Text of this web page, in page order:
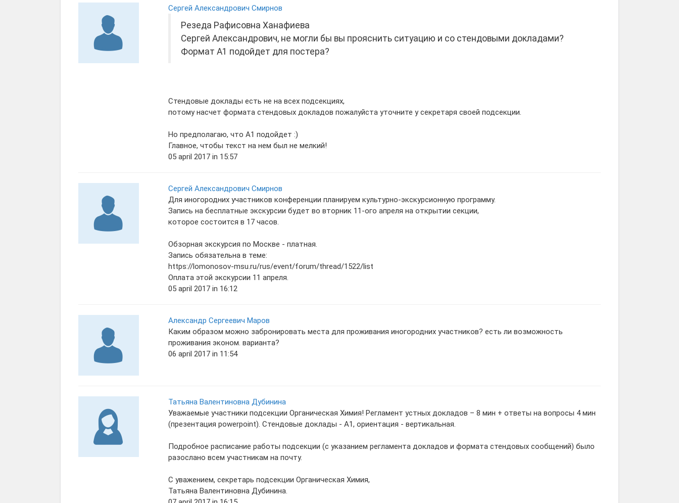
Сергей Александрович Смирнов
Резеда Рафисовна Ханафиева
Сергей Александрович, не могли бы вы прояснить ситуацию и со стендовыми докладами?
Формат А1 подойдет для постера?
Стендовые доклады есть не на всех подсекциях,
потому насчет формата стендовых докладов пожалуйста уточните у секретаря своей подсекции.
Но предполагаю, что А1 подойдет :)
Главное, чтобы текст на нем был не мелкий!
05 april 2017 in 15:57
Сергей Александрович Смирнов
Для иногородних участников конференции планируем культурно-экскурсионную программу.
Запись на бесплатные экскурсии будет во вторник 11-ого апреля на открытии секции,
которое состоится в 17 часов.
Обзорная экскурсия по Москве - платная.
Запись обязательна в теме:
https://lomonosov-msu.ru/rus/event/forum/thread/1522/list
Оплата этой экскурсии 11 апреля.
05 april 2017 in 16:12
Александр Сергеевич Маров
Каким образом можно забронировать места для проживания иногородних участников? есть ли возможность
проживания эконом. варианта?
06 april 2017 in 11:54
Татьяна Валентиновна Дубинина
Уважаемые участники подсекции Органическая Химия! Регламент устных докладов – 8 мин + ответы на вопросы 4 мин
(презентация powerpoint). Стендовые доклады - A1, ориентация - вертикальная.
Подробное расписание работы подсекции (с указанием регламента докладов и формата стендовых сообщений) было
разослано всем участникам на почту.
С уважением, секретарь подсекции Органическая Химия,
Татьяна Валентиновна Дубинина.